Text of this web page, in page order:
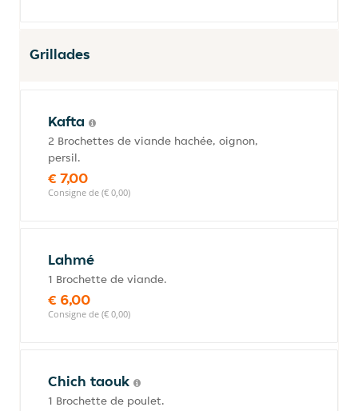
Grillades
Kafta
2 Brochettes de viande hachée, oignon,
persil.
€ 7,00
Consigne de (€ 0,00)
Lahmé
1 Brochette de viande.
€ 6,00
Consigne de (€ 0,00)
Chich taouk
1 Brochette de poulet.